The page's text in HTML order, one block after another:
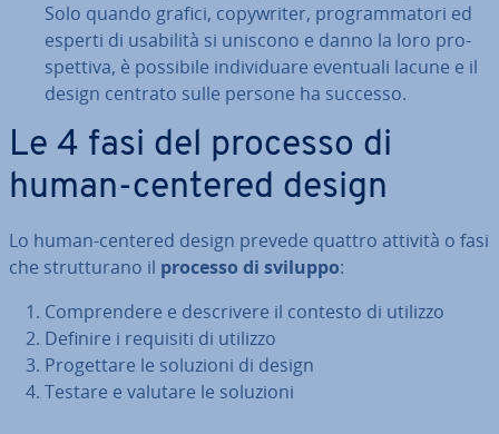
Solo quando grafici, co­py­w­ri­ter, pro­gram­ma­to­ri ed
esperti di usabilità si uniscono e danno la loro pro­
spet­ti­va, è possibile in­di­vi­dua­re eventuali lacune e il
design centrato sulle persone ha successo.
Le 4 fasi del processo di
human-centered design
Lo human-centered design prevede quattro attività o fasi
che strut­tu­ra­no il processo di sviluppo:
Com­pren­de­re e de­scri­ve­re il contesto di utilizzo
Definire i requisiti di utilizzo
Pro­get­ta­re le soluzioni di design
Testare e valutare le soluzioni